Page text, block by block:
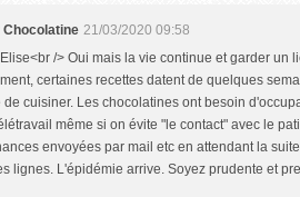
Chocolatine 21/03/2020 09:58
/> Oui mais la vie continue et garder un
certaines recettes datent de quelques
de cuisiner. Les chocolatines ont besoin
même si on évite "le contact" avec le
envoyées par mail etc en attendant la
lignes. L'épidémie arrive. Soyez prudente et